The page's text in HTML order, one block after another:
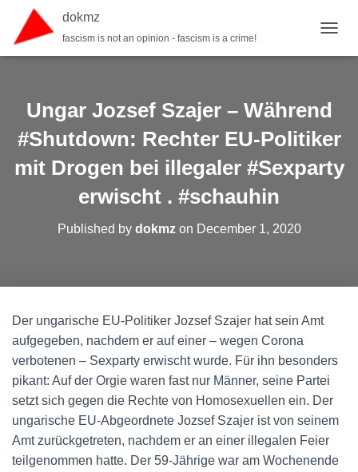
dokmz
fascism is not an opinion - fascism is a crime!
Ungar Jozsef Szajer – Während
#Shutdown: Rechter EU-Politiker
mit Drogen bei illegaler #Sexparty
erwischt . #schauhin
Published by dokmzon December 1, 2020
Der ungarische EU-Politiker Jozsef Szajer hat sein Amt
aufgegeben, nachdem er auf einer – wegen Corona
verbotenen – Sexparty erwischt wurde. Für ihn besonders
pikant: Auf der Orgie waren fast nur Männer, seine Partei
setzt sich gegen die Rechte von Homosexuellen ein. Der
ungarische EU-Abgeordnete Jozsef Szajer ist von seinem
Amt zurückgetreten, nachdem er an einer illegalen Feier
teilgenommen hatte. Der 59-Jährige war am Wochenende